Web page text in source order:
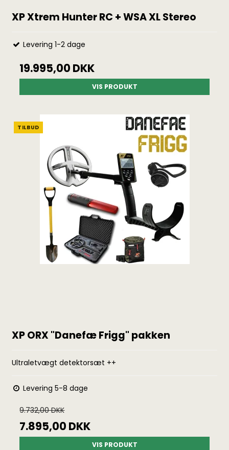
XP Xtrem Hunter RC + WSA XL Stereo
Levering 1-2 dage
19.995,00 DKK
VIS PRODUKT
TILBUD
XP ORX "Danefæ Frigg" pakken
Ultraletvægt detektorsæt ++
Levering 5-8 dage
9.732,00 DKK
7.895,00 DKK
VIS PRODUKT